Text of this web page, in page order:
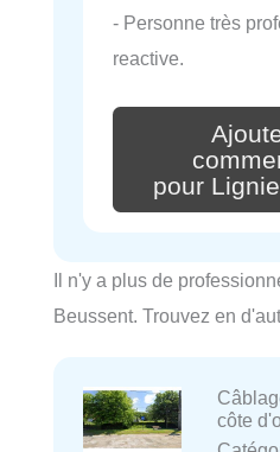
- Personne très
reactive.
pour
Il n'y a plus de
Beussent. Trouvez en
côte